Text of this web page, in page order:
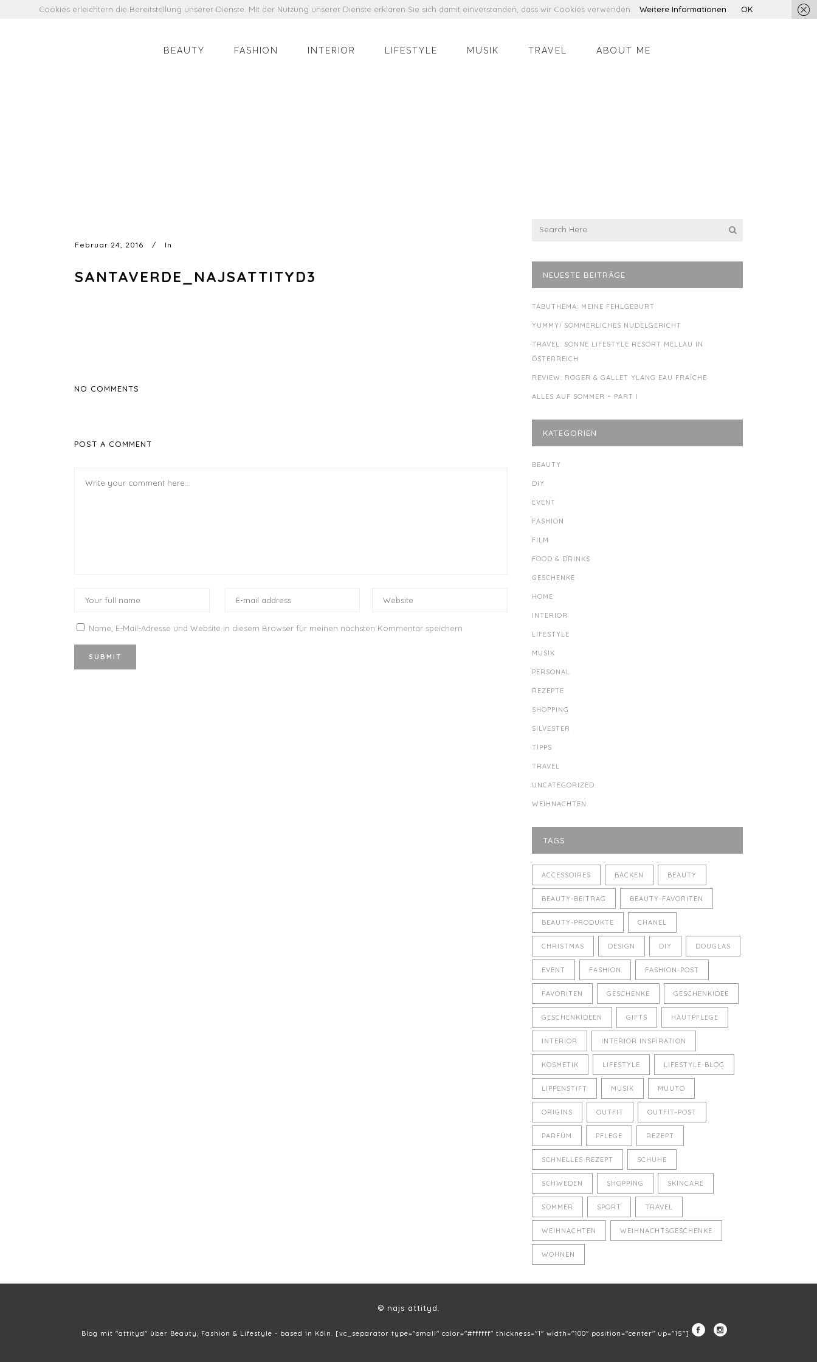
BEAUTY FASHION INTERIOR LIFESTYLE MUSIK TRAVEL ABOUT ME
Februar 24, 2016 In
SANTAVERDE_NAJSATTITYD3
NO COMMENTS
POST A COMMENT
Name, E-Mail-Adresse und Website in diesem Browser für meinen nächsten Kommentar speichern.
NEUESTE BEITRÄGE
TABUTHEMA: MEINE FEHLGEBURT
YUMMY! SOMMERLICHES NUDELGERICHT
TRAVEL: SONNE LIFESTYLE RESORT MELLAU IN
ÖSTERREICH
REVIEW: ROGER & GALLET YLANG EAU FRAÎCHE
ALLES AUF SOMMER – PART I
KATEGORIEN
BEAUTY
DIY
EVENT
FASHION
FILM
FOOD & DRINKS
GESCHENKE
HOME
INTERIOR
LIFESTYLE
MUSIK
PERSONAL
REZEPTE
SHOPPING
SILVESTER
TIPPS
TRAVEL
UNCATEGORIZED
WEIHNACHTEN
TAGS
ACCESSOIRES BACKEN BEAUTY
BEAUTY-BEITRAG BEAUTY-FAVORITEN
BEAUTY-PRODUKTE CHANEL
CHRISTMAS DESIGN DIY DOUGLAS
EVENT FASHION FASHION-POST
FAVORITEN GESCHENKE GESCHENKIDEE
GESCHENKIDEEN GIFTS HAUTPFLEGE
INTERIOR INTERIOR INSPIRATION
KOSMETIK LIFESTYLE LIFESTYLE-BLOG
LIPPENSTIFT MUSIK MUUTO
ORIGINS OUTFIT OUTFIT-POST
PARFÜM PFLEGE REZEPT
SCHNELLES REZEPT SCHUHE
SCHWEDEN SHOPPING SKINCARE
SOMMER SPORT TRAVEL
WEIHNACHTEN WEIHNACHTSGESCHENKE
WOHNEN
© najs attityd.
Blog mit "attityd" über Beauty, Fashion & Lifestyle - based in Köln. [vc_separator type="small" color="#ffffff" thickness="1" width="100" position="center" up="15"]
Cookies erleichtern die Bereitstellung unserer Dienste. Mit der Nutzung unserer Dienste erklären Sie sich damit einverstanden, dass wir Cookies verwenden. Weitere Informationen OK